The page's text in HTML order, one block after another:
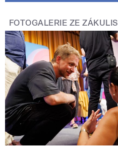
FOTOGALERIE ZE ZÁKULISÍ